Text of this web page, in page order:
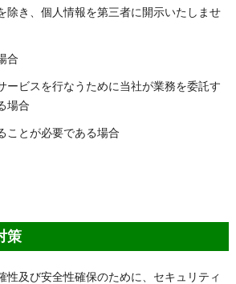
除き、個人情報を第三者に開示いたしませ
合
ービスを行なうために当社が業務を委託す
場合
ことが必要である場合
策
性及び安全性確保のために、セキュリティ